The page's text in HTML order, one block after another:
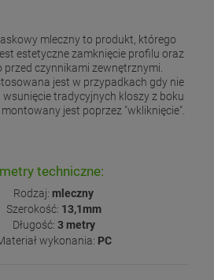
mleczny to produkt, którego
estetyczne zamknięcie profilu oraz
przed czynnikami zewnętrznymi.
jest w przypadkach gdy nie
tradycyjnych kloszy z boku
jest poprzez "wkliknięcie".
techniczne:
Rodzaj: mleczny
Szerokość: 13,1mm
Długość: 3 metry
wykonania: PC